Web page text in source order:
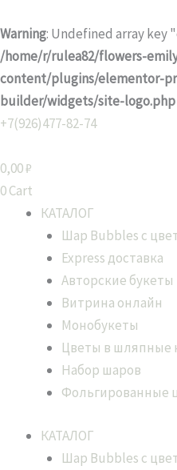
Warning: Undefined array key
/home/r/rulea82/flowers-
content/plugins/elementor-
builder/widgets/site-logo.php
к
содержимому
+7(926)477-82-74
0,00₽
0Cart
КАТАЛОГ
Шар Bubbles с
Express доставка
Авторские букеты
Витрина онлайн
Монобукеты
Цветы в шляпные
Набор шаров
Фольгированные
КАТАЛОГ
Шар Bubbles с